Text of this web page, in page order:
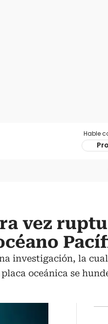
Hable
vez
investigación, la
oceánica se